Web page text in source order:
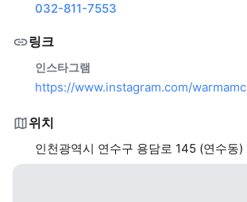
032-811-7553
링크
인스타그램
https://www.instagram.com/warmamc
위치
인천광역시 연수구 용담로 145 (연수동)